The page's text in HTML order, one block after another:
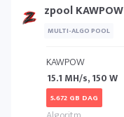
zpool KAWPOW
MULTI-ALGO POOL
KAWPOW
15.1 MH/s, 150 W
5.672 GB DAG